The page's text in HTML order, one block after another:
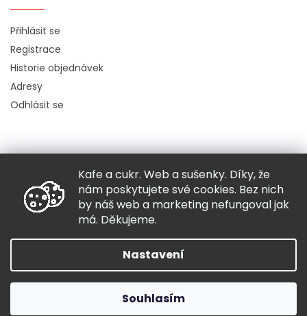
Kafe a cukr. Web a sušenky. Díky, že
nám poskytujete své cookies. Bez nich
by náš web a marketing nefungoval jak
má. Děkujeme.
Nastavení
Souhlasím
Přihlásit se
Registrace
Historie objednávek
Adresy
Odhlásit se
Copyright 2026Hugo chodí bos. Všechna práva vyhrazena.
Grafický návrh vytvořil a nakódovalShoptak.cz